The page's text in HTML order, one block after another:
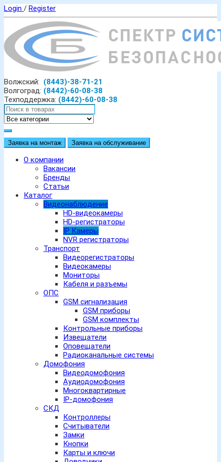
Login / Register
Волжский: (8443)-38-71-21
Волгоград: (8442)-60-08-38
Техподдержка: (8442)-60-08-38
Заявка на монтаж Заявка на обслуживание
О компании
Вакансии
Бренды
Статьи
Каталог
Видеонаблюдение
HD-видеокамеры
HD-регистраторы
IP Камеры
NVR регистраторы
Транспорт
Видеорегистраторы
Видеокамеры
Мониторы
Кабеля и разъемы
ОПС
GSM сигнализация
GSM приборы
GSM комплекты
Контрольные приборы
Извещатели
Оповещатели
Радиоканальные системы
Домофония
Видеодомофония
Аудиодомофония
Многоквартирные
IP-домофония
СКД
Контроллеры
Считыватели
Замки
Кнопки
Карты и ключи